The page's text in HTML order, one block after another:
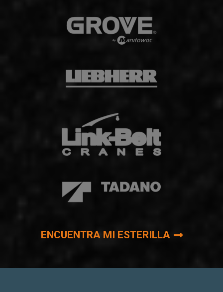
ENCUENTRA MI ESTERILLA